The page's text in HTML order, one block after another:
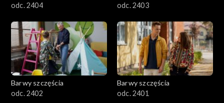
odc. 2404
odc. 2403
Barwy szczęścia
odc. 2402
Barwy szczęścia
odc. 2401